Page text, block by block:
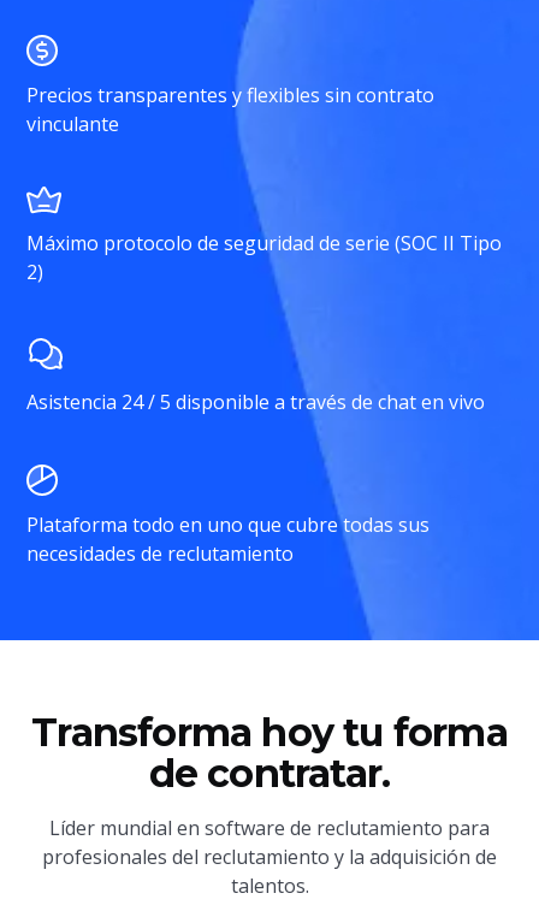
Precios transparentes y flexibles sin contrato
vinculante
Máximo protocolo de seguridad de serie (SOC II Tipo
2)
Asistencia 24 / 5 disponible a través de chat en vivo
Plataforma todo en uno que cubre todas sus
necesidades de reclutamiento
Transforma hoy tu forma
de contratar.
Líder mundial en software de reclutamiento para
profesionales del reclutamiento y la adquisición de
talentos.